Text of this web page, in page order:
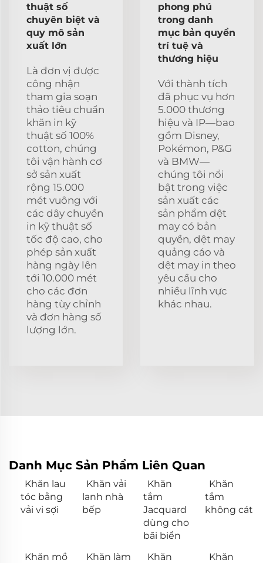
thuật số
chuyên biệt và
quy mô sản
xuất lớn
Là đơn vị được
công nhận
tham gia soạn
thảo tiêu chuẩn
khăn in kỹ
thuật số 100%
cotton, chúng
tôi vận hành cơ
sở sản xuất
rộng 15.000
mét vuông với
các dây chuyền
in kỹ thuật số
tốc độ cao, cho
phép sản xuất
hàng ngày lên
tới 10.000 mét
cho các đơn
hàng tùy chỉnh
và đơn hàng số
lượng lớn.
phong phú
trong danh
mục bản quyền
trí tuệ và
thương hiệu
Với thành tích
đã phục vụ hơn
5.000 thương
hiệu và IP—bao
gồm Disney,
Pokémon, P&G
và BMW—
chúng tôi nổi
bật trong việc
sản xuất các
sản phẩm dệt
may có bản
quyền, dệt may
quảng cáo và
dệt may in theo
yêu cầu cho
nhiều lĩnh vực
khác nhau.
Danh Mục Sản Phẩm Liên Quan
Khăn lau
tóc bằng
vải vi sợi
Khăn vải
lanh nhà
bếp
Khăn
tắm
Jacquard
dùng cho
bãi biển
Khăn
tắm
không cát
Khăn mồ
Khăn làm
Khăn
Khăn